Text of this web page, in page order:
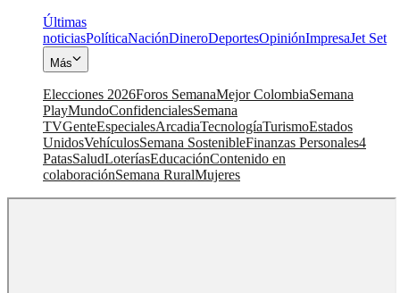
Últimas
noticiasPolíticaNaciónDineroDeportesOpiniónImpresaJet Set
Más
Elecciones 2026Foros SemanaMejor ColombiaSemana
PlayMundoConfidencialesSemana
TVGenteEspecialesArcadiaTecnologíaTurismoEstados
UnidosVehículosSemana SostenibleFinanzas Personales4
PatasSaludLoteríasEducaciónContenido en
colaboraciónSemana RuralMujeres